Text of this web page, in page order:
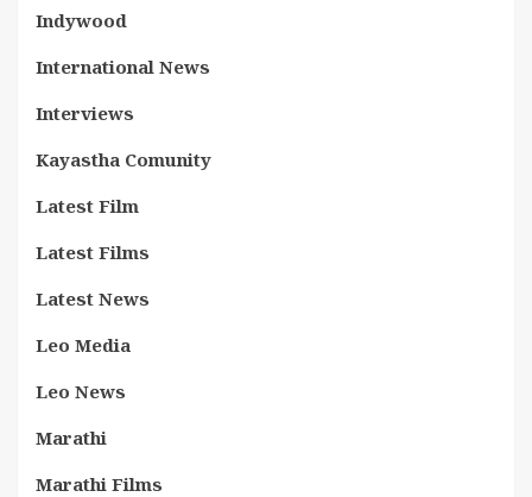
Indywood
International News
Interviews
Kayastha Comunity
Latest Film
Latest Films
Latest News
Leo Media
Leo News
Marathi
Marathi Films